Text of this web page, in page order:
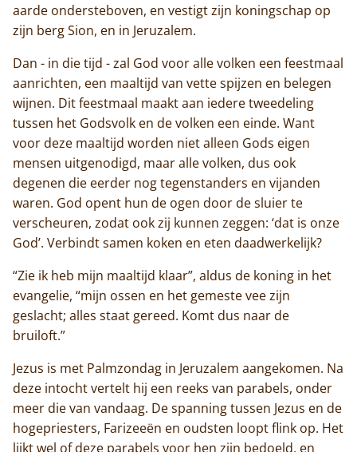
aarde ondersteboven, en vestigt zijn koningschap op
zijn berg Sion, en in Jeruzalem.
Dan - in die tijd - zal God voor alle volken een feestmaal
aanrichten, een maaltijd van vette spijzen en belegen
wijnen. Dit feestmaal maakt aan iedere tweedeling
tussen het Godsvolk en de volken een einde. Want
voor deze maaltijd worden niet alleen Gods eigen
mensen uitgenodigd, maar alle volken, dus ook
degenen die eerder nog tegenstanders en vijanden
waren. God opent hun de ogen door de sluier te
verscheuren, zodat ook zij kunnen zeggen: ‘dat is onze
God’. Verbindt samen koken en eten daadwerkelijk?
“Zie ik heb mijn maaltijd klaar”, aldus de koning in het
evangelie, “mijn ossen en het gemeste vee zijn
geslacht; alles staat gereed. Komt dus naar de
bruiloft.”
Jezus is met Palmzondag in Jeruzalem aangekomen. Na
deze intocht vertelt hij een reeks van parabels, onder
meer die van vandaag. De spanning tussen Jezus en de
hogepriesters, Farizeeën en oudsten loopt flink op. Het
lijkt wel of deze parabels voor hen zijn bedoeld, en